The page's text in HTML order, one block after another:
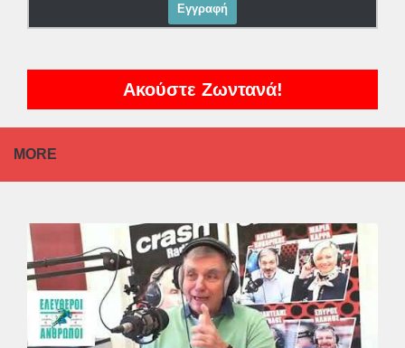
Ακούστε Ζωντανά!
MORE